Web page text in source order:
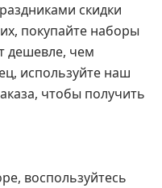
скидки
покупайте наборы
дешевле, чем
используйте наш
чтобы получить
воспользуйтесь